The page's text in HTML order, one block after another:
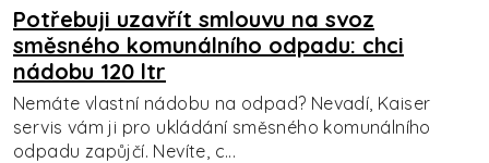
Potřebuji uzavřít smlouvu na svoz
směsného komunálního odpadu: chci
nádobu 120 ltr
Nemáte vlastní nádobu na odpad? Nevadí, Kaiser
servis vám ji pro ukládání směsného komunálního
odpadu zapůjčí. Nevíte, c...